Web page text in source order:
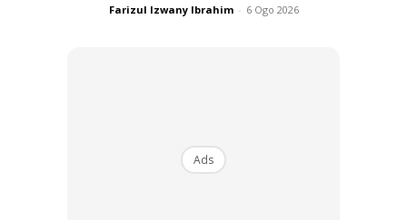
Farizul Izwany Ibrahim - 6 Ogo 2026
Ads